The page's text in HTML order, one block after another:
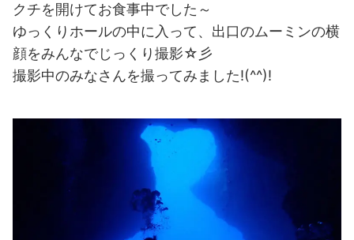
クチを開けてお食事中でした～
ゆっくりホールの中に入って、出口のムーミンの横
顔をみんなでじっくり撮影☆彡
撮影中のみなさんを撮ってみました!(^^)!